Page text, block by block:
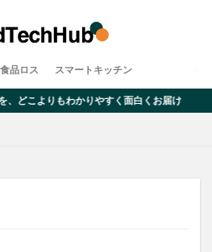
食品ロス スマートキッチン
こよりもわかりやすく面白くお届け
メリット
大豆ミート
昆虫食 食品ロス